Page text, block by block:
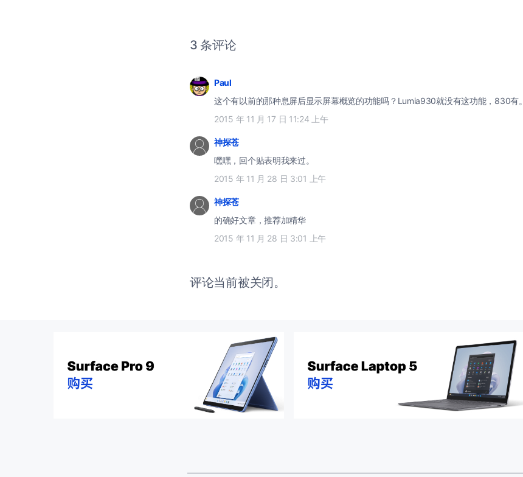
3 条评论
Paul
这个有以前的那种息屏后显示屏幕概览的功能吗？Lumia930就没有这功能，830有。
2015 年 11 月 17 日 11:24 上午
神探苍
嘿嘿，回个贴表明我来过。
2015 年 11 月 28 日 3:01 上午
神探苍
的确好文章，推荐加精华
2015 年 11 月 28 日 3:01 上午
评论当前被关闭。